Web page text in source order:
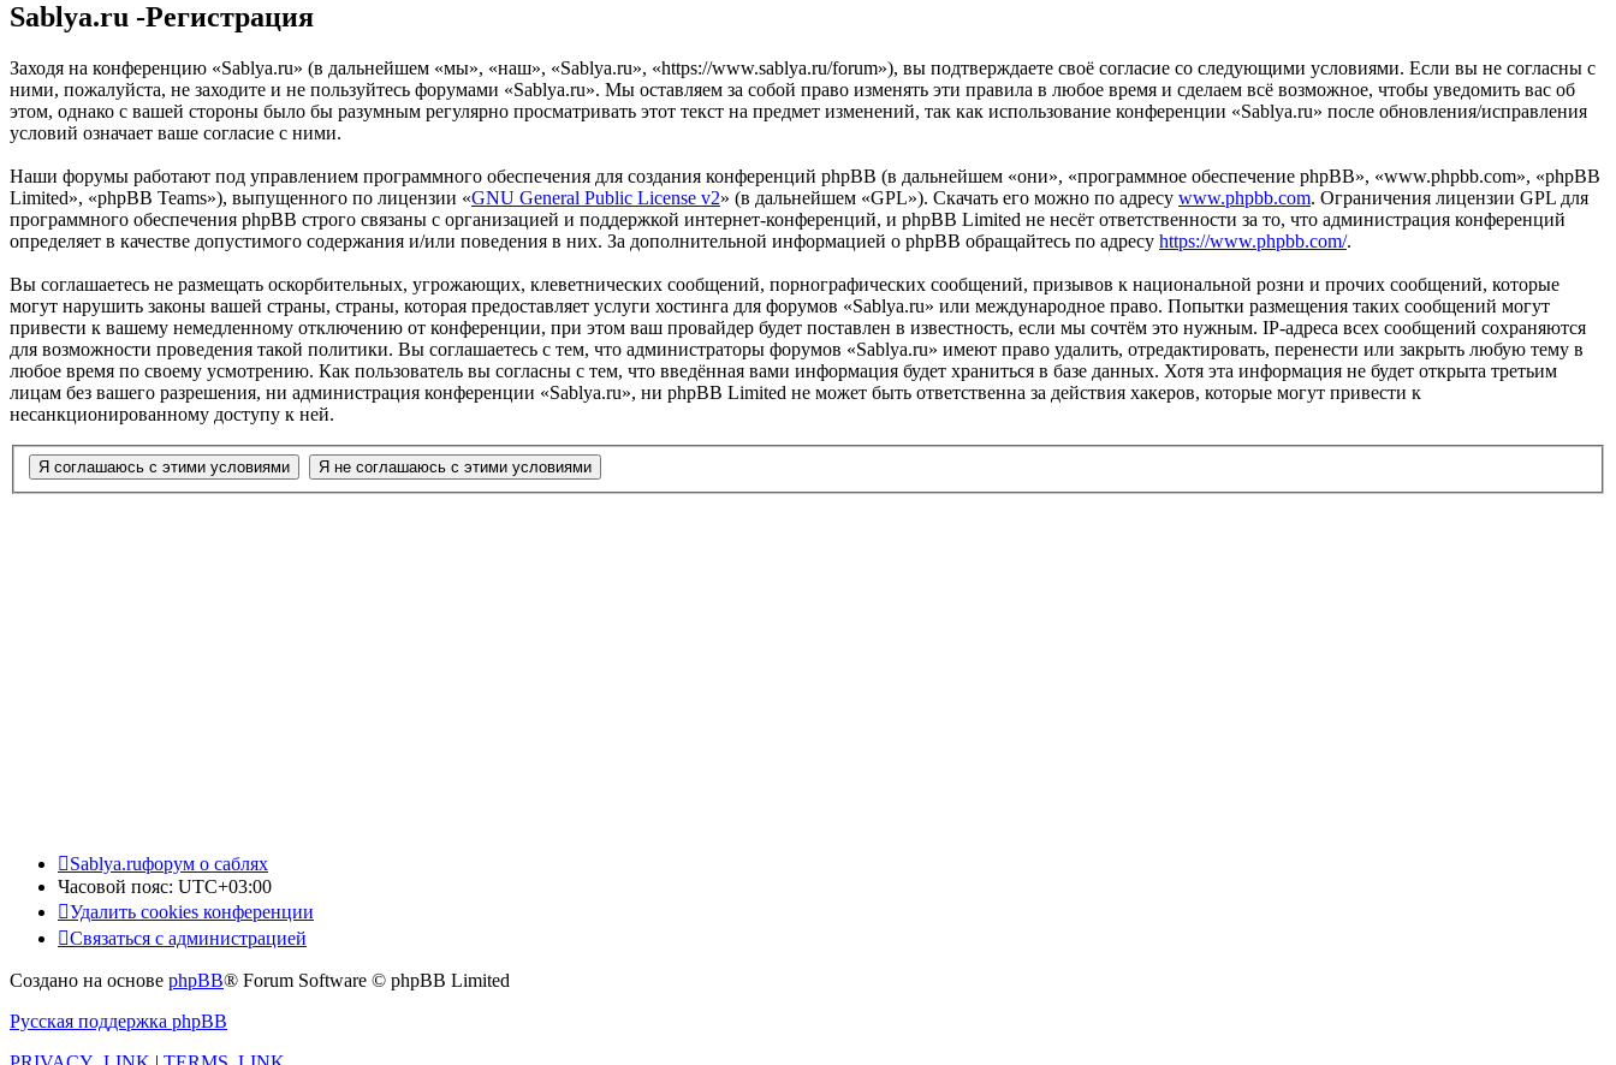
Sablya.ru -Регистрация
Заходя на конференцию «Sablya.ru» (в дальнейшем «мы», «наш», «Sablya.ru», «https://www.sablya.ru/forum»), вы подтверждаете своё согласие со следующими условиями. Если вы не согласны с
ними, пожалуйста, не заходите и не пользуйтесь форумами «Sablya.ru». Мы оставляем за собой право изменять эти правила в любое время и сделаем всё возможное, чтобы уведомить вас об
этом, однако с вашей стороны было бы разумным регулярно просматривать этот текст на предмет изменений, так как использование конференции «Sablya.ru» после обновления/исправления
условий означает ваше согласие с ними.
Наши форумы работают под управлением программного обеспечения для создания конференций phpBB (в дальнейшем «они», «программное обеспечение phpBB», «www.phpbb.com», «phpBB
Limited», «phpBB Teams»), выпущенного по лицензии «GNU General Public License v2» (в дальнейшем «GPL»). Скачать его можно по адресу www.phpbb.com. Ограничения лицензии GPL для
программного обеспечения phpBB строго связаны с организацией и поддержкой интернет-конференций, и phpBB Limited не несёт ответственности за то, что администрация конференций
определяет в качестве допустимого содержания и/или поведения в них. За дополнительной информацией о phpBB обращайтесь по адресу https://www.phpbb.com/.
Вы соглашаетесь не размещать оскорбительных, угрожающих, клеветнических сообщений, порнографических сообщений, призывов к национальной розни и прочих сообщений, которые
могут нарушить законы вашей страны, страны, которая предоставляет услуги хостинга для форумов «Sablya.ru» или международное право. Попытки размещения таких сообщений могут
привести к вашему немедленному отключению от конференции, при этом ваш провайдер будет поставлен в известность, если мы сочтём это нужным. IP-адреса всех сообщений сохраняются
для возможности проведения такой политики. Вы соглашаетесь с тем, что администраторы форумов «Sablya.ru» имеют право удалить, отредактировать, перенести или закрыть любую тему в
любое время по своему усмотрению. Как пользователь вы согласны с тем, что введённая вами информация будет храниться в базе данных. Хотя эта информация не будет открыта третьим
лицам без вашего разрешения, ни администрация конференции «Sablya.ru», ни phpBB Limited не может быть ответственна за действия хакеров, которые могут привести к
несанкционированному доступу к ней.
Sablya.ruфорум о саблях
Часовой пояс: UTC+03:00
Удалить cookies конференции
Связаться с администрацией
Создано на основе phpBB® Forum Software © phpBB Limited
Русская поддержка phpBB